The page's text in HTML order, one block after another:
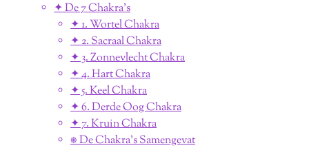
✦ De 7 Chakra's
✦ 1. Wortel Chakra
✦ 2. Sacraal Chakra
✦ 3. Zonnevlecht Chakra
✦ 4. Hart Chakra
✦ 5. Keel Chakra
✦ 6. Derde Oog Chakra
✦ 7. Kruin Chakra
⎈ De Chakra's Samengevat